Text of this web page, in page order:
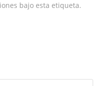
bajo esta etiqueta.